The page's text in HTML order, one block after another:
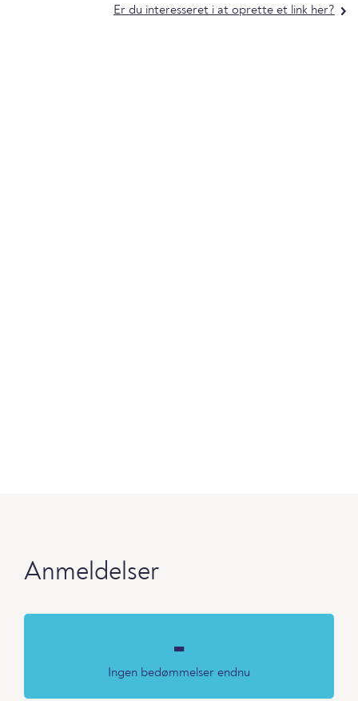
Er du interesseret i at oprette et link her?
Anmeldelser
-
Ingen bedømmelser endnu